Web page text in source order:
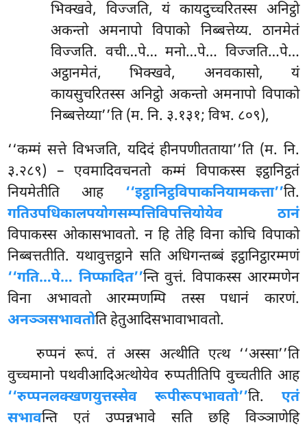
भिक्खवे, विज्जति, यं कायदुच्चरितस्स अनिट्ठो
अकन्तो अमनापो विपाको निब्बत्तेय्य. ठानमेतं
विज्जति. वची…पे… मनो…पे… विज्जति…पे…
अट्ठानमेतं, भिक्खवे, अनवकासो, यं
कायसुचरितस्स अनिट्ठो अकन्तो अमनापो विपाको
निब्बत्तेय्या’’ति (म. नि. ३.१३१; विभ. ८०९),
‘‘कम्मं सत्ते विभजति, यदिदं हीनपणीतताया’’ति (म. नि.
३.२८९) – एवमादिवचनतो कम्मं विपाकस्स इट्ठानिट्ठतं
नियमेतीति आह ‘‘इट्ठानिट्ठविपाकनियामकत्ता’’ति.
गतिउपधिकालपयोगसम्पत्तिविपत्तियोयेव ठानं
विपाकस्स ओकासभावतो. न हि तेहि विना कोचि विपाको
निब्बत्ततीति. यथावुत्तट्ठाने सति अधिगन्तब्बं इट्ठानिट्ठारम्मणं
‘‘गति…पे… निप्फादित’’न्ति वुत्तं. विपाकस्स आरम्मणेन
विना अभावतो आरम्मणम्पि तस्स पधानं कारणं.
अनञ्ञसभावतोति हेतुआदिसभावाभावतो.
रुप्पनंरूपं. तं अस्स अत्थीति एत्थ ‘‘अस्सा’’ति
वुच्चमानो पथवीआदिअत्थोयेव रुप्पतीतिपि वुच्चतीति आह
‘‘रुप्पनलक्खणयुत्तस्सेव रूपीरूपभावतो’’ति. एतं
सभावन्ति एतं उप्पन्नभावे सति छहि विञ्ञाणेहि